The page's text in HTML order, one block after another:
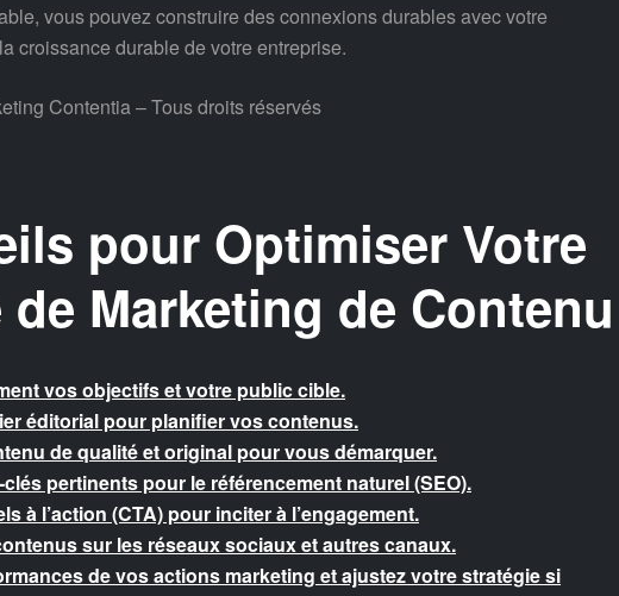
vous pouvez construire des connexions durables avec votre
croissance durable de votre entreprise.
Contentia – Tous droits réservés
pour Optimiser Votre
de Marketing de Contenu
vos objectifs et votre public cible.
éditorial pour planifier vos contenus.
de qualité et original pour vous démarquer.
pertinents pour le référencement naturel (SEO).
à l’action (CTA) pour inciter à l’engagement.
sur les réseaux sociaux et autres canaux.
de vos actions marketing et ajustez votre stratégie si